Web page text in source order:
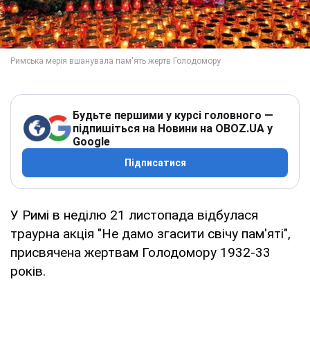
Будьте першими у курсі головного —
підпишіться на Новини на OBOZ.UA у
Google
Підписатися
У Римі в неділю 21 листопада відбулася
траурна акція "Не дамо згасити свічу пам'яті",
присвячена жертвам Голодомору 1932-33
років.